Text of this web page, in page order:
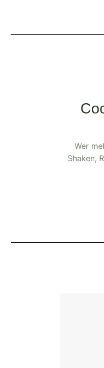
Wer
Shaken,